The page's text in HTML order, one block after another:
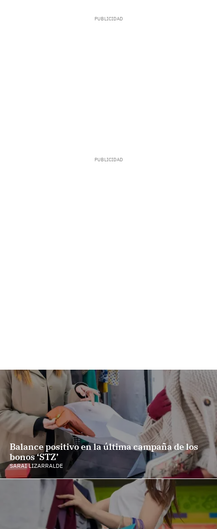
Balance positivo en la última campaña de los
bonos ‘STZ’
SARAI LIZARRALDE